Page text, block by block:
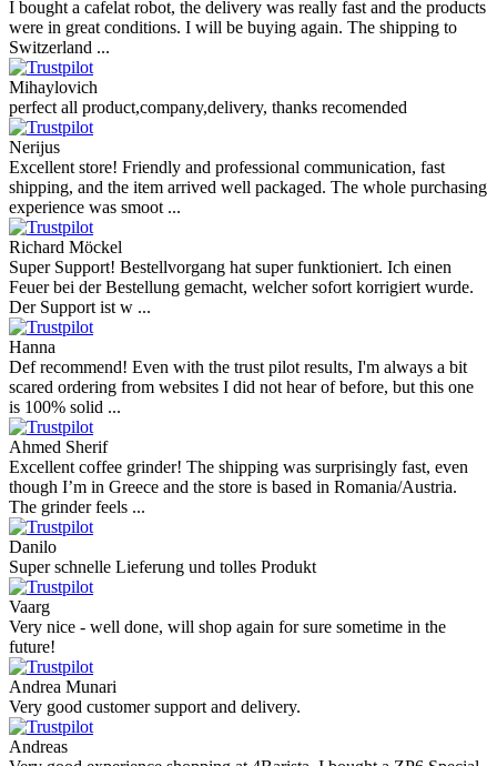
I bought a cafelat robot, the delivery was really fast and the products
were in great conditions. I will be buying again. The shipping to
Switzerland ...
Mihaylovich
perfect all product,company,delivery, thanks recomended
Nerijus
Excellent store! Friendly and professional communication, fast
shipping, and the item arrived well packaged. The whole purchasing
experience was smoot ...
Richard Möckel
Super Support! Bestellvorgang hat super funktioniert. Ich einen
Feuer bei der Bestellung gemacht, welcher sofort korrigiert wurde.
Der Support ist w ...
Hanna
Def recommend! Even with the trust pilot results, I'm always a bit
scared ordering from websites I did not hear of before, but this one
is 100% solid ...
Ahmed Sherif
Excellent coffee grinder! The shipping was surprisingly fast, even
though I’m in Greece and the store is based in Romania/Austria.
The grinder feels ...
Danilo
Super schnelle Lieferung und tolles Produkt
Vaarg
Very nice - well done, will shop again for sure sometime in the
future!
Andrea Munari
Very good customer support and delivery.
Andreas